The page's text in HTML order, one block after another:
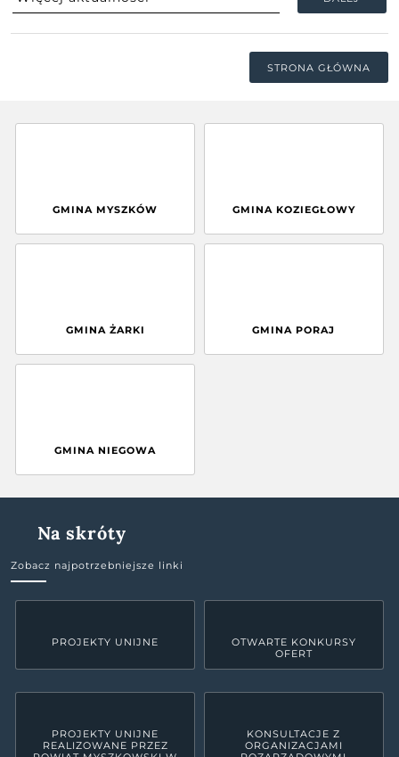
STRONA GŁÓWNA
GMINA MYSZKÓW GMINA KOZIEGŁOWY
GMINA ŻARKI GMINA PORAJ
GMINA NIEGOWA
Na skróty
Zobacz najpotrzebniejsze linki
PROJEKTY UNIJNE
OTWARTE KONKURSY
OFERT
PROJEKTY UNIJNE
REALIZOWANE PRZEZ
KONSULTACJE Z
ORGANIZACJAMI